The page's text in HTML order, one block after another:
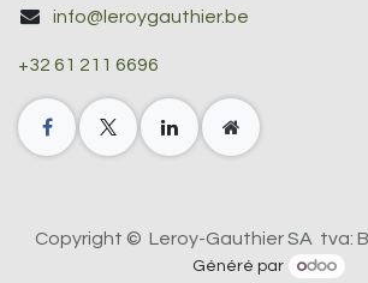
info@leroygauthier.be
+32 61 211 6696
Copyright © Leroy-Gauthier SA tva:
Généré par